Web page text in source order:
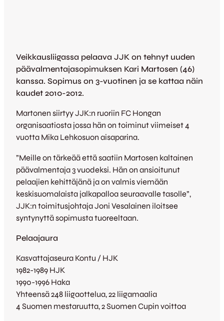
Veikkausliigassa pelaava JJK on tehnyt uuden
päävalmentajasopimuksen Kari Martosen (46)
kanssa. Sopimus on 3-vuotinen ja se kattaa näin
kaudet 2010-2012.
Martonen siirtyy JJK:n ruoriin FC Hongan
organisaatiosta jossa hän on toiminut viimeiset 4
vuotta Mika Lehkosuon aisaparina.
”Meille on tärkeää että saatiin Martosen kaltainen
päävalmentaja 3 vuodeksi. Hän on ansioitunut
pelaajien kehittäjänä ja on valmis viemään
keskisuomalaista jalkapalloa seuraavalle tasolle”,
JJK:n toimitusjohtaja Joni Vesalainen iloitsee
syntynyttä sopimusta tuoreeltaan.
Pelaajaura
Kasvattajaseura Kontu / HJK
1982-1989 HJK
1990-1996 Haka
Yhteensä 248 liigaottelua, 22 liigamaalia
4 Suomen mestaruutta, 2 Suomen Cupin voittoa